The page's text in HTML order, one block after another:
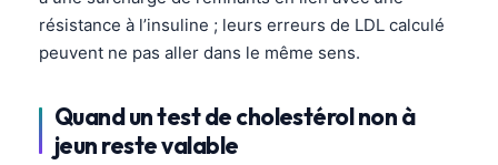
résistance à l’insuline ; leurs erreurs de LDL calculé
peuvent ne pas aller dans le même sens.
Quand un test de cholestérol non à
jeun reste valable
Hrvatski